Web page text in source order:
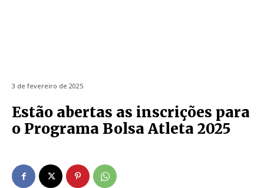
3 de fevereiro de 2025
Estão abertas as inscrições para
o Programa Bolsa Atleta 2025